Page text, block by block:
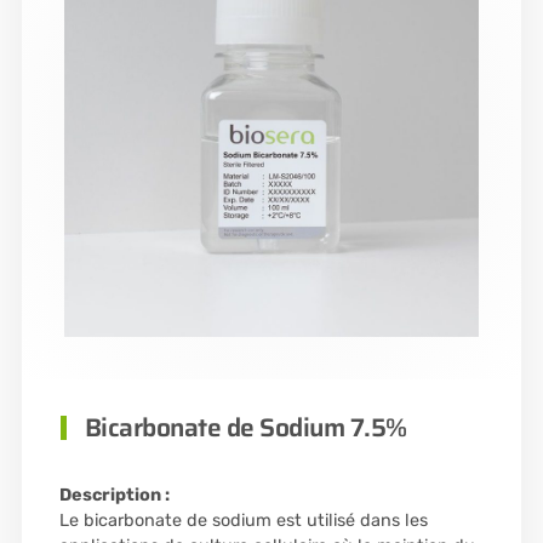
Bicarbonate de Sodium 7.5%
Description :
Le bicarbonate de sodium est utilisé dans les